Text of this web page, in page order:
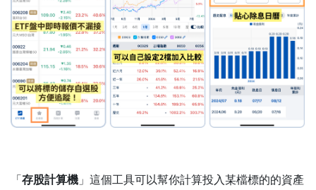
「存股計算機 」這個工具可以幫你計算投入某檔標的的資產